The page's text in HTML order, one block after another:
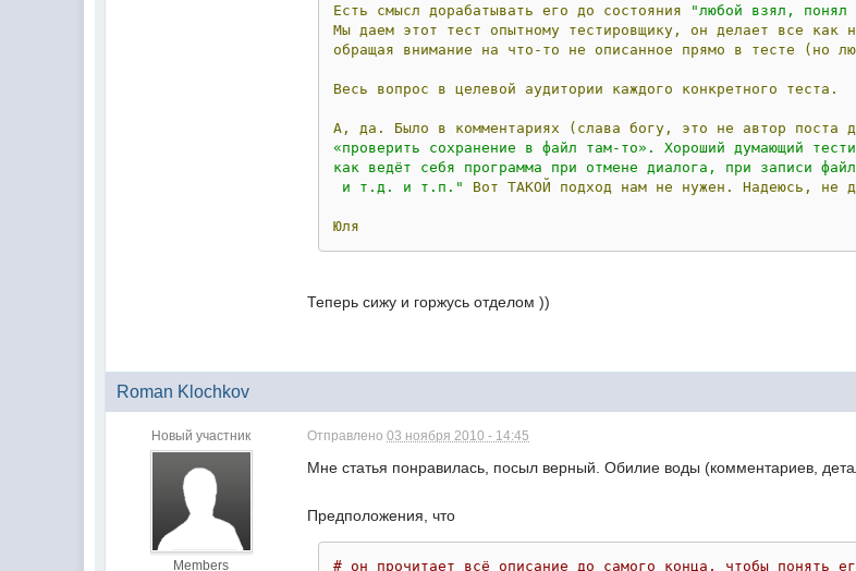
Есть
смысл дорабатывать его до состояния "любой взял, понял
Мы даем этот тест опытному тестировщику, он делает все как
обращая
внимание на что-то не описанное прямо в тесте (но
Весь вопрос в целевой аудитории каждого конкретного теста.
А, да. Было в комментариях (слава богу, это не автор поста
«проверить сохранение в файл там-то». Хороший думающий
как ведёт себя программа при отмене диалога, при записи
и т.д. и т.п."
Вот ТАКОЙ подход нам не нужен. Надеюсь, не
Юля
Теперь сижу и горжусь отделом ))
Roman Klochkov
Новый участник
Members
Отправлено03 ноября 2010 - 14:45
Мне статья понравилась, посыл верный. Обилие воды (комментариев,
Предположения, что
# он прочитает всё описание до самого конца, чтобы понять